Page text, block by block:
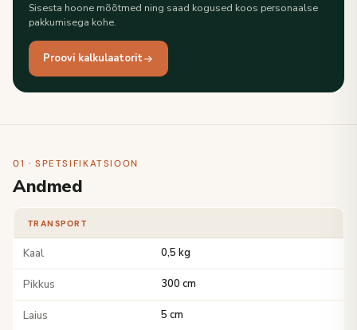
Sisesta hoone mõõtmed ning saad kogused koos personaalse
pakkumisega kohe.
Proovi kalkulaatorit
01 · SPETSIFIKATSIOON
Andmed
TRANSPORT
Kaal 0,5 kg
Pikkus 300 cm
Laius 5 cm